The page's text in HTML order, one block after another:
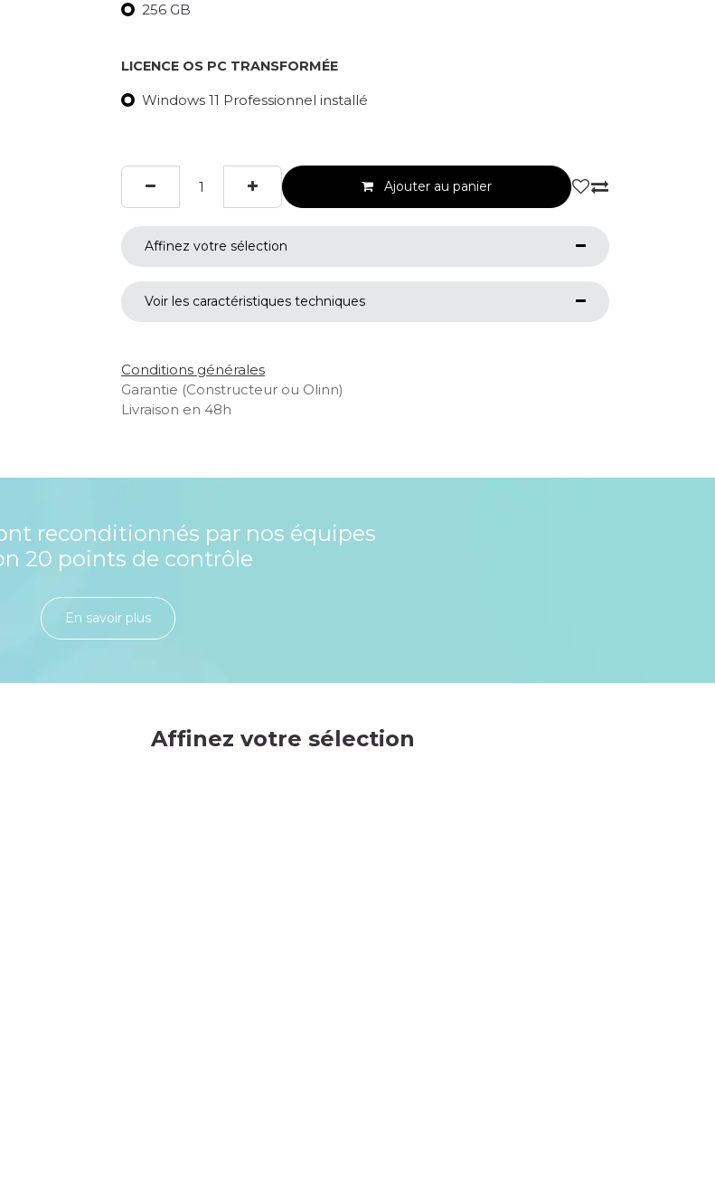
256 GB
LICENCE OS PC TRANSFORMÉE
Windows 11 Professionnel installé
Ajouter au panier
Affinez votre sélection
Voir les caractéristiques techniques
Conditions générales
Garantie (Constructeur ou Olinn)
Livraison en 48h
reconditionnés par nos équipes
20 points de contrôle
En savoir plu​​​​​​​​​​​​​​​​s
Affinez votre sélection